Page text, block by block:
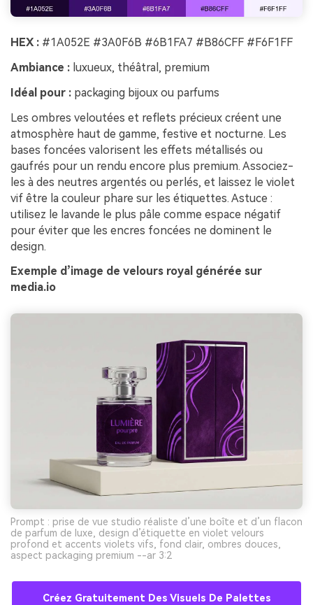
HEX : #1A052E #3A0F6B #6B1FA7 #B86CFF #F6F1FF
Ambiance : luxueux, théâtral, premium
Idéal pour : packaging bijoux ou parfums
Les ombres veloutées et reflets précieux créent une
atmosphère haut de gamme, festive et nocturne. Les
bases foncées valorisent les effets métallisés ou
gaufrés pour un rendu encore plus premium. Associez-
les à des neutres argentés ou perlés, et laissez le violet
vif être la couleur phare sur les étiquettes. Astuce :
utilisez le lavande le plus pâle comme espace négatif
pour éviter que les encres foncées ne dominent le
design.
Exemple d’image de velours royal générée sur
media.io
Prompt : prise de vue studio réaliste d’une boîte et d’un flacon
de parfum de luxe, design d’étiquette en violet velours
profond et accents violets vifs, fond clair, ombres douces,
aspect packaging premium --ar 3:2
Créez Gratuitement Des Visuels De Palettes